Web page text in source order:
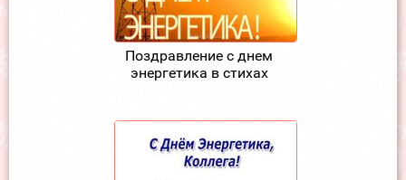
Поздравление с днем
энергетика в стихах